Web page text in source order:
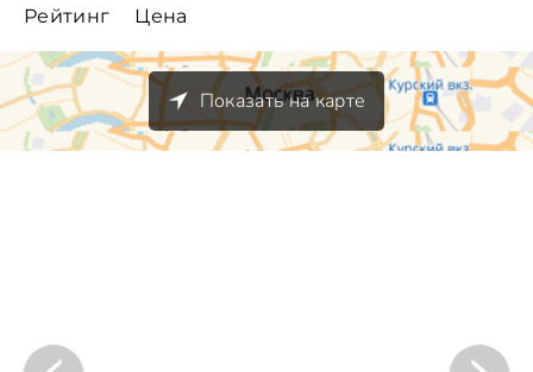
Рейтинг Цена
Показать на карте